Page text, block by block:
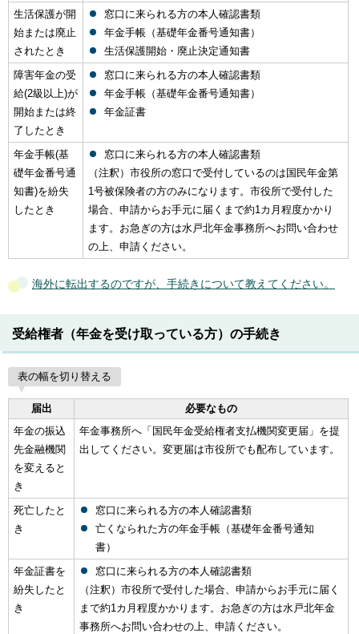
生活保護が開
始または廃止
されたとき
窓口に来られる方の本人確認書類
年金手帳（基礎年金番号通知書）
生活保護開始・廃止決定通知書
障害年金の受
給(2級以上)が
開始または終
了したとき
窓口に来られる方の本人確認書類
年金手帳（基礎年金番号通知書）
年金証書
年金手帳(基
礎年金番号通
知書)を紛失
したとき
窓口に来られる方の本人確認書類
（注釈）市役所の窓口で受付しているのは国民年金第
1号被保険者の方のみになります。市役所で受付した
場合、申請からお手元に届くまで約1カ月程度かかり
ます。お急ぎの方は水戸北年金事務所へお問い合わせ
の上、申請ください。
海外に転出するのですが、手続きについて教えてください。
受給権者（年金を受け取っている方）の手続き
表の幅を切り替える
届出
必要なもの
年金の振込
先金融機関
を変えると
き
年金事務所へ「国民年金受給権者支払機関変更届」を提
出してください。変更届は市役所でも配布しています。
死亡したと
き
窓口に来られる方の本人確認書類
亡くなられた方の年金手帳（基礎年金番号通知
書）
年金証書を
紛失したと
き
窓口に来られる方の本人確認書類
（注釈）市役所で受付した場合、申請からお手元に届く
まで約1カ月程度かかります。お急ぎの方は水戸北年金
事務所へお問い合わせの上、申請ください。